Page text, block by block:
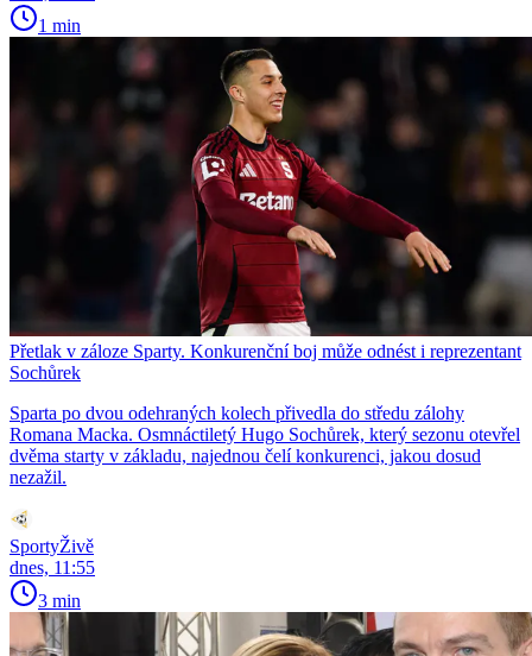
1 min
Přetlak v záloze Sparty. Konkurenční boj může odnést i reprezentant
Sochůrek
Sparta po dvou odehraných kolech přivedla do středu zálohy
Romana Macka. Osmnáctiletý Hugo Sochůrek, který sezonu otevřel
dvěma starty v základu, najednou čelí konkurenci, jakou dosud
nezažil.
SportyŽivě
dnes, 11:55
3 min